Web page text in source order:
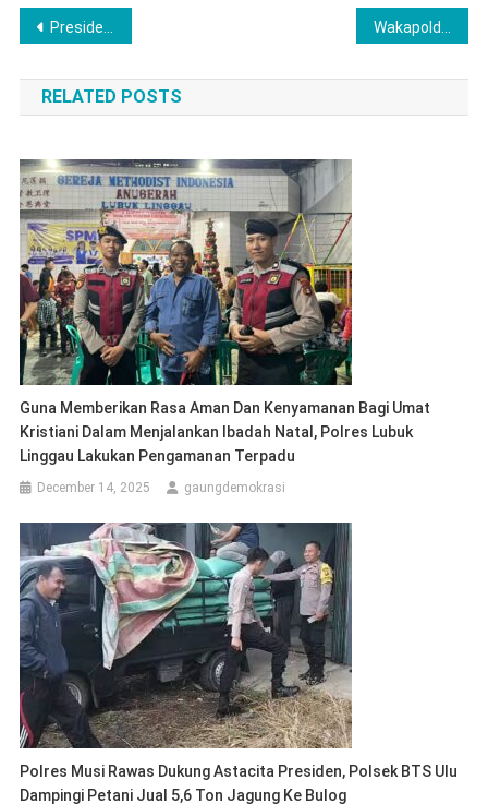
Post
navigation
Presiden RI Prabowo Subianto Resmikan 1.072 SPPG dan 18 Gudang Ketahanan Pangan, Termasuk SPPG MBG Polres Langkat 1 Salapian
RELATED POSTS
Guna Memberikan Rasa Aman Dan Kenyamanan Bagi Umat
Kristiani Dalam Menjalankan Ibadah Natal, Polres Lubuk
Linggau Lakukan Pengamanan Terpadu
December 14, 2025 gaungdemokrasi
Polres Musi Rawas Dukung Astacita Presiden, Polsek BTS Ulu
Dampingi Petani Jual 5,6 Ton Jagung Ke Bulog